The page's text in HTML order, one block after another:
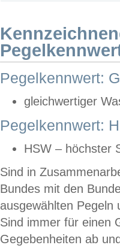
Pegelkennwert:
gleichwertiger
Pegelkennwert:
HSW – höchster
Sind in
Bundes mit den
ausgewählten
Sind immer für einen
Gegebenheiten ab